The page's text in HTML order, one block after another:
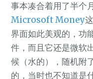
事本凑合着用了半个
Microsoft Money
界面如此美观的，功
件，而且它还是微软
候（水的），随机
的，当时也不知道是